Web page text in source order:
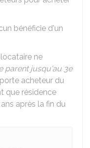
bénéficie d'un
ne
parent jusqu'au 3e
acheteur du
que résidence
après la fin du